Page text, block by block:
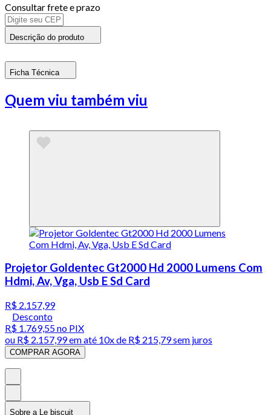
Consultar frete e prazo
Descrição do produto
Ficha Técnica
Quem viu também viu
Projetor Goldentec Gt2000 Hd 2000 Lumens Com
Hdmi, Av, Vga, Usb E Sd Card
R$ 2.157,99
Desconto
R$ 1.769,55no PIX
ou R$ 2.157,99em até 10x de R$ 215,79 sem juros
COMPRAR AGORA
Sobre a Le biscuit